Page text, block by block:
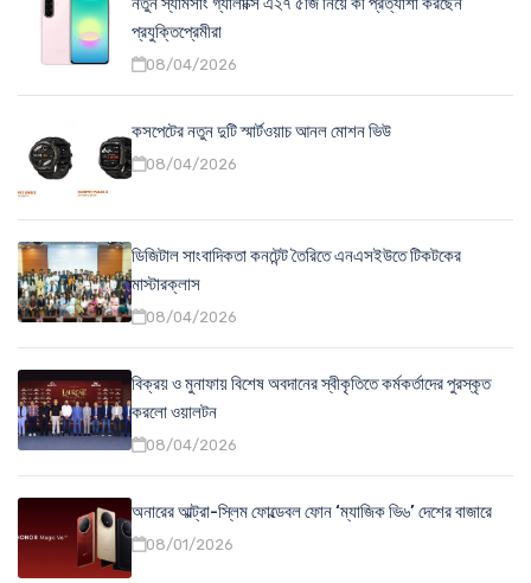
প্রযুক্তিপ্রেমীরা
08/04/2026
কসপেটের নতুন দুটি স্মার্টওয়াচ আনল মোশন ভিউ
08/04/2026
ডিজিটাল সাংবাদিকতা কনটেন্ট তৈরিতে এনএসইউতে টিকটকের
মাস্টারক্লাস
08/04/2026
বিক্রয় ও মুনাফায় বিশেষ অবদানের স্বীকৃতিতে কর্মকর্তাদের পুরস্কৃত
করলো ওয়ালটন
08/04/2026
অনারের আল্ট্রা-স্লিম ফোল্ডেবল ফোন ‘ম্যাজিক ভি৬’ দেশের বাজারে
08/01/2026